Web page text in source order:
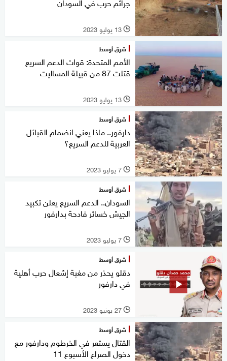
l 13 يوليو 2023
شرق أوسط
الأمم المتحدة: قوات الدعم السريع
قتلت 87 من قبيلة المساليت
l 13 يوليو 2023
شرق أوسط
دارفور.. ماذا يعني انضمام القبائل
العربية للدعم السريع؟
l 7 يوليو 2023
شرق أوسط
السودان.. الدعم السريع يعلن تكبيد
الجيش خسائر فادحة بدارفور
l 7 يوليو 2023
شرق أوسط
دقلو يحذر من مغبة إشعال حرب أهلية
في دارفور
l 27 يونيو 2023
شرق أوسط
القتال يستعر في الخرطوم ودارفور مع
دخول الصراع الأسبوع 11